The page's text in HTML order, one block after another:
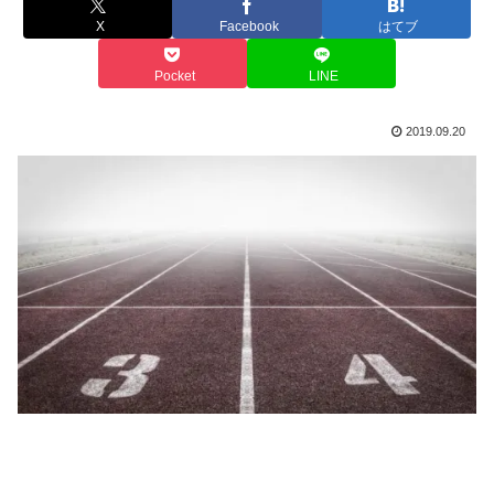
X Facebook はてブ
Pocket LINE
2019.09.20